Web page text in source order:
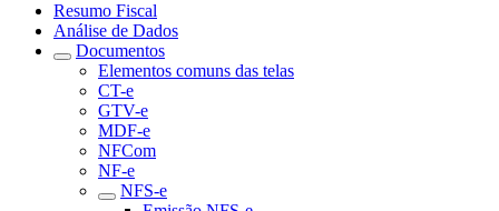
Resumo Fiscal
Análise de Dados
Documentos
Elementos comuns das telas
CT-e
GTV-e
MDF-e
NFCom
NF-e
NFS-e